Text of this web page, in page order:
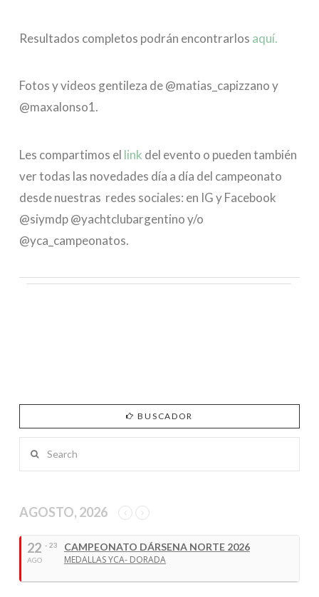
Resultados completos podrán encontrarlos aquí.
Fotos y videos gentileza de @matias_capizzano y
@maxalonso1.
Les compartimos el link del evento o pueden también
ver todas las novedades día a día del campeonato
desde nuestras redes sociales: en IG y Facebook
@siymdp @yachtclubargentino y/o
@yca_campeonatos.
BUSCADOR
AGOSTO, 2026
22
AGO
- 23
CAMPEONATO DÁRSENA NORTE 2026
MEDALLAS YCA- DORADA